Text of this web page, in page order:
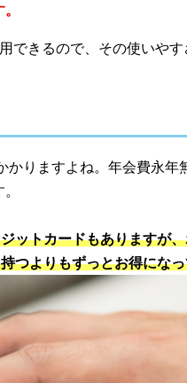
できるので、その使いやす
りますよね。年会費永年
ットカードもありますが
つよりもずっとお得にな